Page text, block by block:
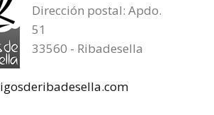
Dirección postal: Apdo.
51
33560 - Ribadesella